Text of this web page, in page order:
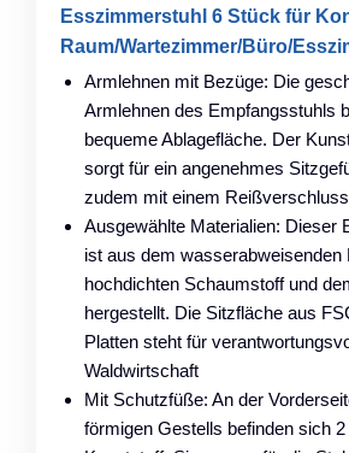
Esszimmerstuhl 6 Stück für
Raum/Wartezimmer/Büro/
Armlehnen mit Bezüge: Die
Armlehnen des Empfangsstuhls
bequeme Ablagefläche. Der
sorgt für ein angenehmes
zudem mit einem
Ausgewählte Materialien: Dieser
ist aus dem wasserabweisenden
hochdichten Schaumstoff und
hergestellt. Die Sitzfläche aus
Platten steht für
Waldwirtschaft
Mit Schutzfüße: An der
förmigen Gestells befinden sich